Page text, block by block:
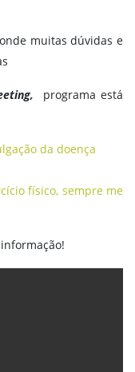
muitas dúvidas e
programa está
da doença
físico, sempre me